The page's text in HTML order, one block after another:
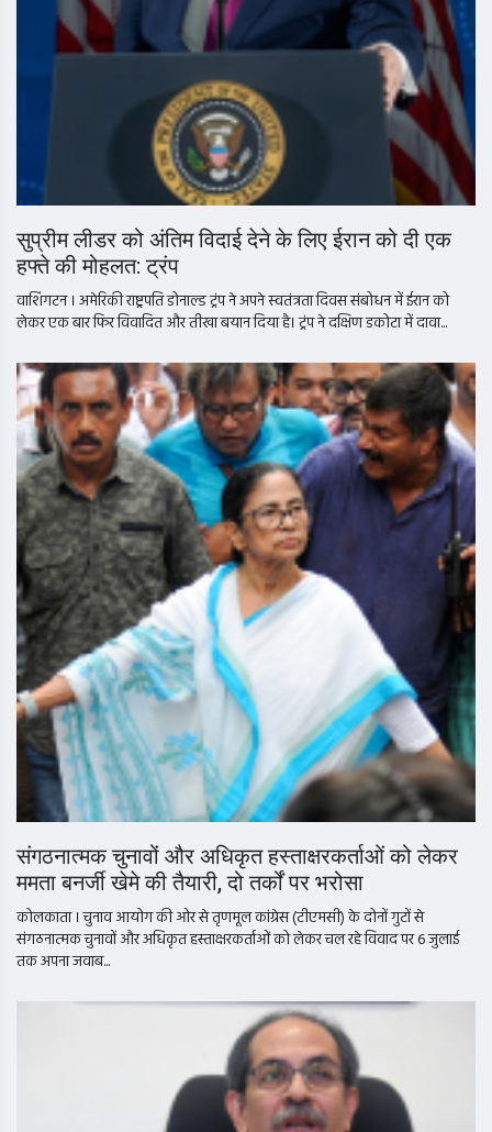
सुप्रीम लीडर को अंतिम विदाई देने के लिए ईरान को दी एक
हफ्ते की मोहलत: ट्रंप
वाशिंगटन । अमेरिकी राष्ट्रपति डोनाल्ड ट्रंप ने अपने स्वतंत्रता दिवस संबोधन में ईरान को
लेकर एक बार फिर विवादित और तीखा बयान दिया है। ट्रंप ने दक्षिण डकोटा में दावा...
संगठनात्मक चुनावों और अधिकृत हस्ताक्षरकर्ताओं को लेकर
ममता बनर्जी खेमे की तैयारी, दो तर्कों पर भरोसा
कोलकाता । चुनाव आयोग की ओर से तृणमूल कांग्रेस (टीएमसी) के दोनों गुटों से
संगठनात्मक चुनावों और अधिकृत हस्ताक्षरकर्ताओं को लेकर चल रहे विवाद पर 6 जुलाई
तक अपना जवाब...